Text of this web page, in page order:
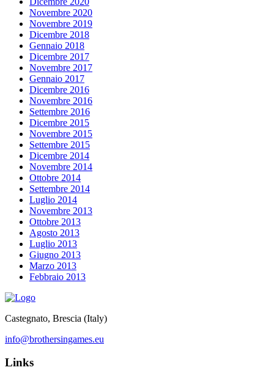
Novembre 2020
Novembre 2019
Dicembre 2018
Gennaio 2018
Dicembre 2017
Novembre 2017
Gennaio 2017
Dicembre 2016
Novembre 2016
Settembre 2016
Dicembre 2015
Novembre 2015
Settembre 2015
Dicembre 2014
Novembre 2014
Ottobre 2014
Settembre 2014
Luglio 2014
Novembre 2013
Ottobre 2013
Agosto 2013
Luglio 2013
Giugno 2013
Marzo 2013
Febbraio 2013
Castegnato, Brescia (Italy)
info@brothersingames.eu
Links